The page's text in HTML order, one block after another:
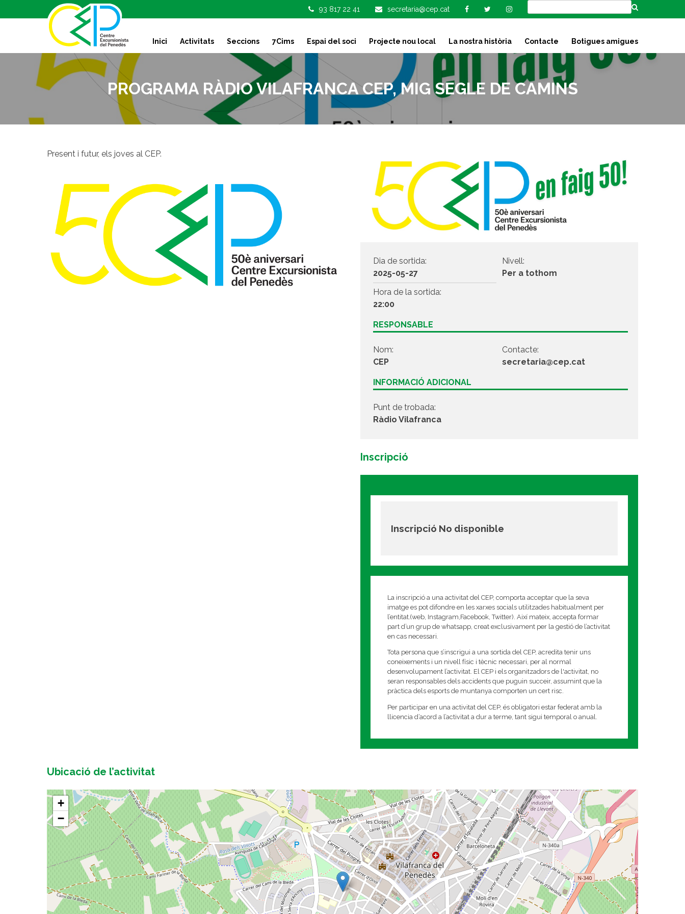
k
t
93 817 22 41 secretaria@cep.cat
Inici Activitats Seccions 7Cims Espai del soci Projecte nou local La nostra història Contacte Botigues amigues
PROGRAMA RÀDIO VILAFRANCA CEP, MIG SEGLE DE CAMINS
Present i futur, els joves al CEP.
Dia de sortida:
2025-05-27
Nivell:
Per a tothom
Hora de la sortida:
22:00
RESPONSABLE
Nom:
CEP
Contacte:
secretaria@cep.cat
INFORMACIÓ ADICIONAL
Punt de trobada:
Ràdio Vilafranca
Inscripció
Inscripció No disponible
La inscripció a una activitat del CEP, comporta acceptar que la seva
imatge es pot difondre en les xarxes socials utilitzades habitualment per
l’entitat.(web, Instagram,Facebook, Twitter). Així mateix, accepta formar
part d’un grup de whatsapp, creat exclusivament per la gestió de l’activitat
en cas necessari.
Tota persona que s’inscrigui a una sortida del CEP, acredita tenir uns
coneixements i un nivell físic i tècnic necessari, per al normal
desenvolupament l’activitat. El CEP i els organitzadors de l'activitat, no
seran responsables dels accidents que puguin succeir, assumint que la
pràctica dels esports de muntanya comporten un cert risc.
Per participar en una activitat del CEP, és obligatori estar federat amb la
llicencia d’acord a l’activitat a dur a terme, tant sigui temporal o anual.
Ubicació de l’activitat
+
−